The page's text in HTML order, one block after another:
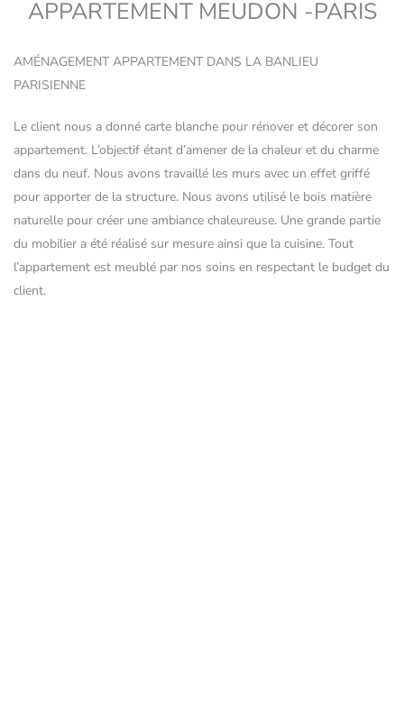
APPARTEMENT MEUDON -PARIS
AMÉNAGEMENT APPARTEMENT DANS LA BANLIEU
PARISIENNE
Le client nous a donné carte blanche pour rénover et décorer son
appartement. L’objectif étant d’amener de la chaleur et du charme
dans du neuf. Nous avons travaillé les murs avec un effet griffé
pour apporter de la structure. Nous avons utilisé le bois matière
naturelle pour créer une ambiance chaleureuse. Une grande partie
du mobilier a été réalisé sur mesure ainsi que la cuisine. Tout
l’appartement est meublé par nos soins en respectant le budget du
client.